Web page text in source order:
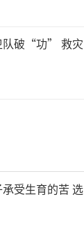
队破“功” 救灾
受生育的苦 选